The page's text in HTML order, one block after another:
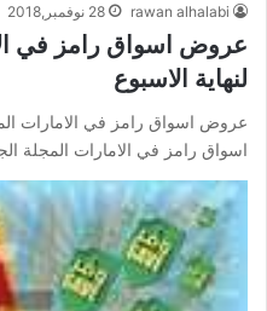
rawan alhalabi 28 نوفمبر,2018
عروض اسواق رامز في
لنهاية الاسبوع
عروض اسواق رامز في الامارات
اسواق رامز في الامارات المجلة